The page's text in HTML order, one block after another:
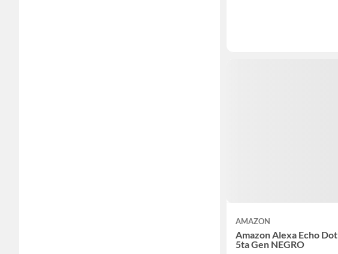
AMAZON
Amazon Alexa Echo Dot
5ta Gen NEGRO